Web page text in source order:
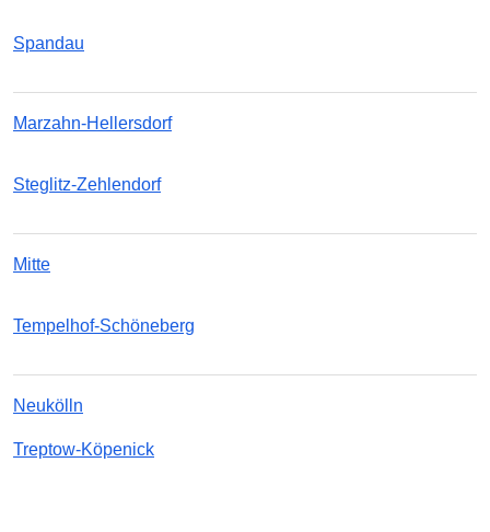
Spandau
Marzahn-Hellersdorf
Steglitz-Zehlendorf
Mitte
Tempelhof-Schöneberg
Neukölln
Treptow-Köpenick